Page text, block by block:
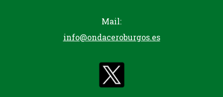
Mail:
info@ondaceroburgos.es